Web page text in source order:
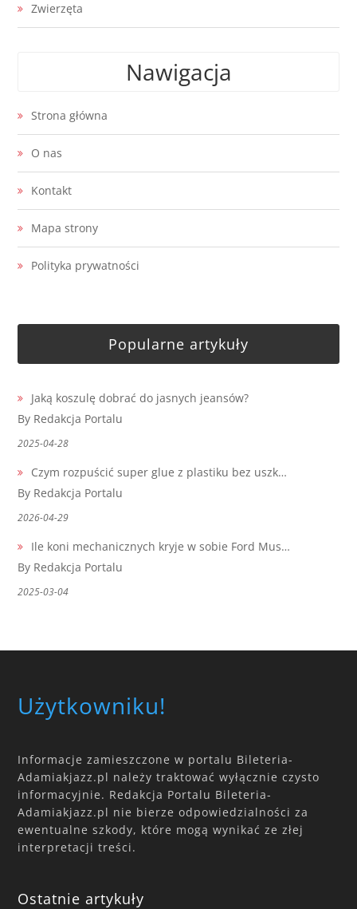
Zwierzęta
Nawigacja
Strona główna
O nas
Kontakt
Mapa strony
Polityka prywatności
Popularne artykuły
Jaką koszulę dobrać do jasnych jeansów?
By Redakcja Portalu
2025-04-28
Czym rozpuścić super glue z plastiku bez uszk…
By Redakcja Portalu
2026-04-29
Ile koni mechanicznych kryje w sobie Ford Mus…
By Redakcja Portalu
2025-03-04
Użytkowniku!
Informacje zamieszczone w portalu Bileteria-
Adamiakjazz.pl należy traktować wyłącznie czysto
informacyjnie. Redakcja Portalu Bileteria-
Adamiakjazz.pl nie bierze odpowiedzialności za
ewentualne szkody, które mogą wynikać ze złej
interpretacji treści.
Ostatnie artykuły